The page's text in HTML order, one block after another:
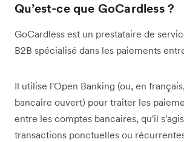
Qu’est-ce que GoCardless ?
GoCardless est un prestataire de
B2B spécialisé dans les paiements
Il utilise l'Open Banking (ou, en
bancaire ouvert) pour traiter les
entre les comptes bancaires, qu'il
transactions ponctuelles ou